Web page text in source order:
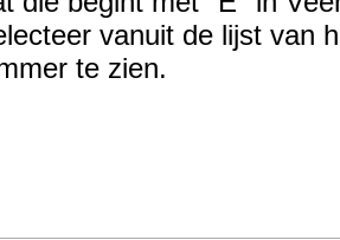
vanuit de lijst van
te zien.